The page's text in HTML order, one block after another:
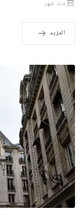
منذ شهر
المزيد